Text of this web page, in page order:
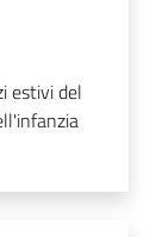
estivi del